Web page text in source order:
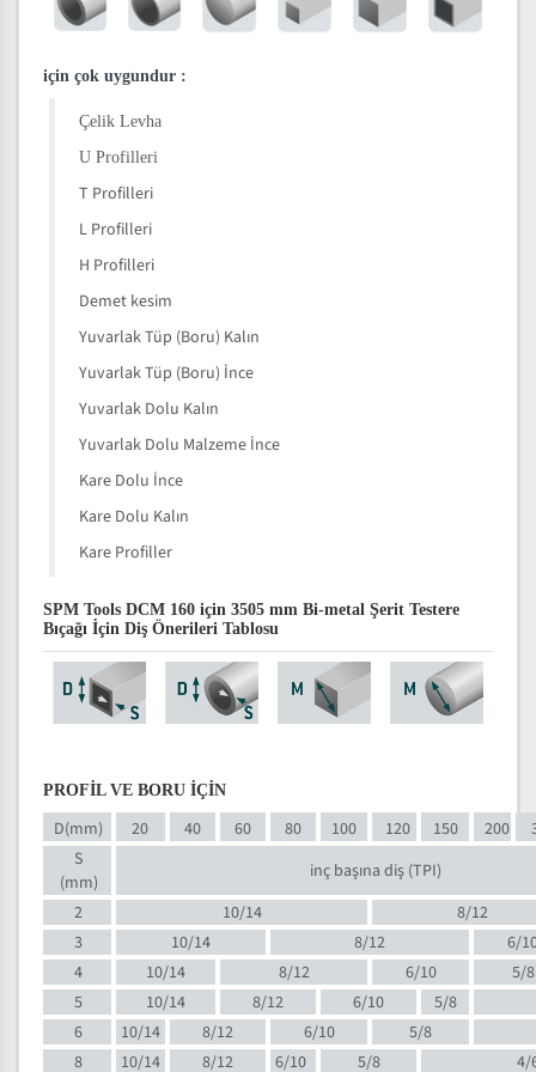
için çok uygundur :
Çelik Levha
U Profilleri
T Profilleri
L Profilleri
H Profilleri
Demet kesim
Yuvarlak Tüp (Boru) Kalın
Yuvarlak Tüp (Boru) İnce
Yuvarlak Dolu Kalın
Yuvarlak Dolu Malzeme İnce
Kare Dolu İnce
Kare Dolu Kalın
Kare Profiller
SPM Tools DCM 160 için 3505 mm Bi-metal Şerit Testere
Bıçağı İçin Diş Önerileri Tablosu
PROFİL VE BORU İÇİN
D(mm) 20 40 60 80 100 120 150 200
S
(mm)
inç başına diş (TPI)
2
10/14
8/12
3
10/14 8/12
6/
4
10/14 8/12 6/10
5/8
5
10/14 8/12 6/10
5/8
6
10/14 8/12 6/10
5/8
8
10/14 8/12 6/10 5/8
4/